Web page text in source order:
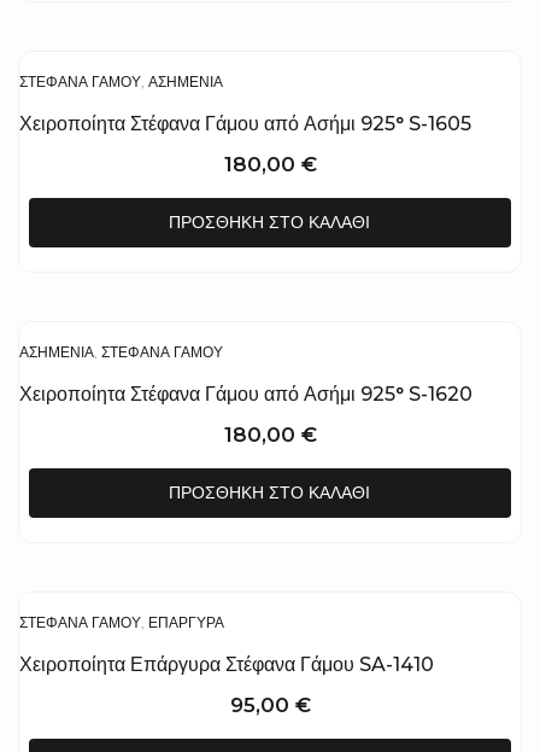
ΣΤΈΦΑΝΑ ΓΆΜΟΥ, ΑΣΗΜΈΝΙΑ
Χειροποίητα Στέφανα Γάμου από Ασήμι 925° S-1605
180,00 €
ΠΡΟΣΘΉΚΗ ΣΤΟ ΚΑΛΆΘΙ
ΑΣΗΜΈΝΙΑ, ΣΤΈΦΑΝΑ ΓΆΜΟΥ
Χειροποίητα Στέφανα Γάμου από Ασήμι 925° S-1620
180,00 €
ΠΡΟΣΘΉΚΗ ΣΤΟ ΚΑΛΆΘΙ
ΣΤΈΦΑΝΑ ΓΆΜΟΥ, ΕΠΆΡΓΥΡΑ
Χειροποίητα Επάργυρα Στέφανα Γάμου SA-1410
95,00 €